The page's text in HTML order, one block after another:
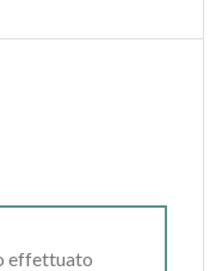
effettuato